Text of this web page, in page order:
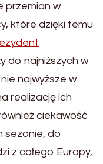
przemian w
które dzięki temu
do najniższych w
najwyższe w
realizację ich
ciekawość
sezonie, do
z całego Europy,